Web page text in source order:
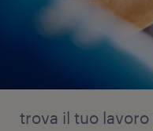
trova il tuo